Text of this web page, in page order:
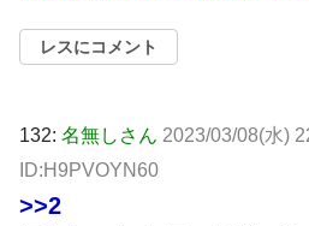
レスにコメント
132: 名無しさん 2023/03/08(水)
ID:H9PVOYN60
>>2